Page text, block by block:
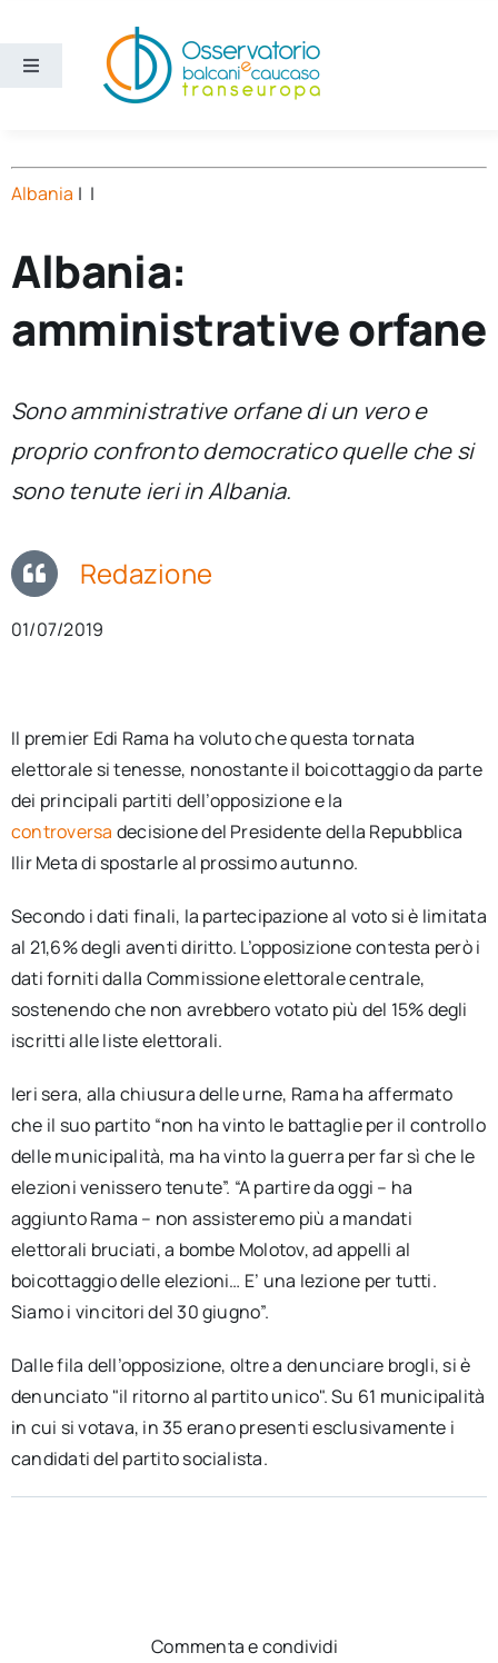
contenuto
Toggle
Temi
Ricerca e divulgazione
Sezioni
Chi siamo
Cerca
Newsletter
Albania | |
Albania:
amministrative orfane
Sono amministrative orfane di un vero e
proprio confronto democratico quelle che si
sono tenute ieri in Albania.
Redazione
01/07/2019
Il premier Edi Rama ha voluto che questa tornata
elettorale si tenesse, nonostante il boicottaggio da parte
dei principali partiti dell’opposizione e la
controversa decisione del Presidente della Repubblica
Ilir Meta di spostarle al prossimo autunno.
Secondo i dati finali, la partecipazione al voto si è limitata
al 21,6% degli aventi diritto. L’opposizione contesta però i
dati forniti dalla Commissione elettorale centrale,
sostenendo che non avrebbero votato più del 15% degli
iscritti alle liste elettorali.
Ieri sera, alla chiusura delle urne, Rama ha affermato
che il suo partito “non ha vinto le battaglie per il controllo
delle municipalità, ma ha vinto la guerra per far sì che le
elezioni venissero tenute”. “A partire da oggi – ha
aggiunto Rama – non assisteremo più a mandati
elettorali bruciati, a bombe Molotov, ad appelli al
boicottaggio delle elezioni… E’ una lezione per tutti.
Siamo i vincitori del 30 giugno”.
Dalle fila dell’opposizione, oltre a denunciare brogli, si è
denunciato "il ritorno al partito unico". Su 61 municipalità
in cui si votava, in 35 erano presenti esclusivamente i
candidati del partito socialista.
Commenta e condividi